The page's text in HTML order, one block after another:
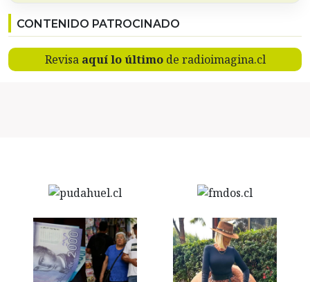
CONTENIDO PATROCINADO
Revisa aquí lo últimode radioimagina.cl